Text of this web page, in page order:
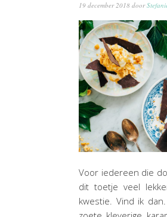
19 december 2018 door
Voor iedereen die
dit toetje veel
kwestie. Vind ik